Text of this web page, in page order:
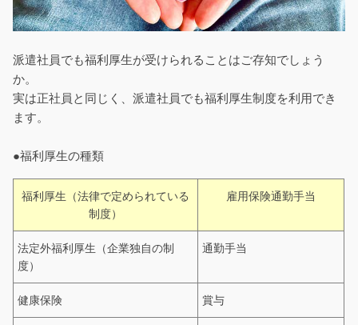
派遣社員でも福利厚生が受けられることはご存知でしょう
か。
実は正社員と同じく、派遣社員でも福利厚生制度を利用でき
ます。
●福利厚生の種類
福利厚生（法律で定められている
制度）
雇用保険通勤手当
法定外福利厚生（企業独自の制
度）
通勤手当
健康保険 賞与